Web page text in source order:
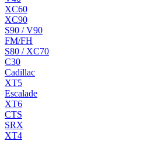
XC60
XC90
S90 / V90
FM/FH
S80 / XC70
C30
Cadillac
XT5
Escalade
XT6
CTS
SRX
XT4